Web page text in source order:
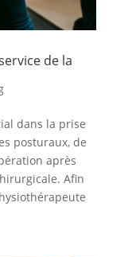
de la
dans la prise
posturaux, de
après
Afin